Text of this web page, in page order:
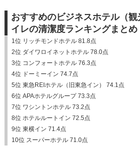
おすすめのビジネスホテル（
イレの清潔度ランキングまとめ
1位 リッチモンドホテル 81.8点
2位 ダイワロイネットホテル 78.0点
3位 コンフォートホテル 76.3点
4位 ドーミーイン 74.7点
5位 東急REIホテル（旧東急イン） 74.1点
6位 APAホテルグループ 73.3点
7位 ワシントンホテル 73.2点
8位 ホテルルートイン 72.5点
9位 東横イン 71.4点
10位 スーパーホテル 71.0点